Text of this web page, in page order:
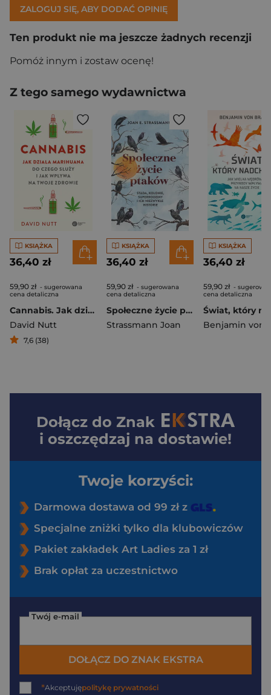
ZALOGUJ SIĘ, ABY DODAĆ OPINIĘ
Ten produkt nie ma jeszcze żadnych recenzji
Pomóż innym i zostaw ocenę!
Z tego samego wydawnictwa
KSIĄŻKA
36,40 zł
59,90 zł - sugerowana
cena detaliczna
Cannabis. Jak działa marihuana, do czego służy i jak wpływa na twoje zdrowie
David Nutt
7,6 (38)
KSIĄŻKA
36,40 zł
59,90 zł - sugerowana
cena detaliczna
Społeczne życie ptaków. Stada, kolonie, superrodziny i ich niezwykłe historie
Strassmann Joan
KSIĄŻKA
36,40 zł
59,90 zł -
cena detaliczna
Dołącz do Znak
i oszczędzaj na dostawie!
Twoje korzyści:
Darmowa dostawa od 99 zł z
Specjalne zniżki tylko dla klubowiczów
Pakiet zakładek Art Ladies za 1 zł
Brak opłat za uczestnictwo
Twój e-mail
DOŁĄCZ DO ZNAK EKSTRA
*Akceptujępolitykę prywatności